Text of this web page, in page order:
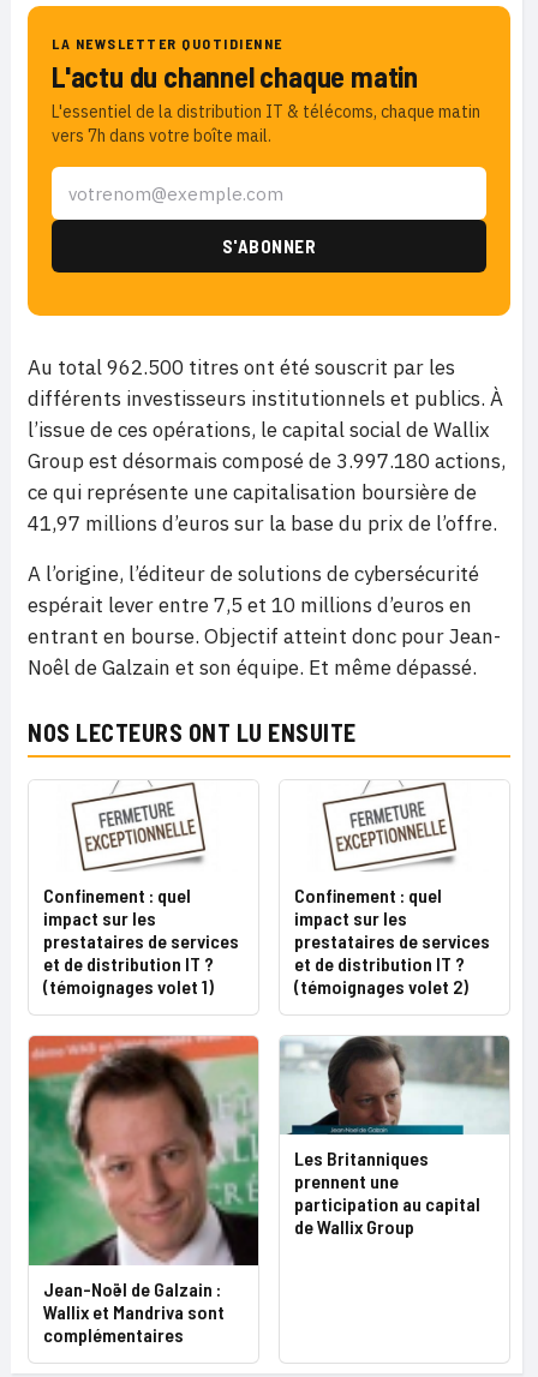
LA NEWSLETTER QUOTIDIENNE
L'actu du channel chaque matin
L'essentiel de la distribution IT & télécoms, chaque matin
vers 7h dans votre boîte mail.
Au total 962.500 titres ont été souscrit par les
différents investisseurs institutionnels et publics. À
l’issue de ces opérations, le capital social de Wallix
Group est désormais composé de 3.997.180 actions,
ce qui représente une capitalisation boursière de
41,97 millions d’euros sur la base du prix de l’offre.
A l’origine, l’éditeur de solutions de cybersécurité
espérait lever entre 7,5 et 10 millions d’euros en
entrant en bourse. Objectif atteint donc pour Jean-
Noêl de Galzain et son équipe. Et même dépassé.
NOS LECTEURS ONT LU ENSUITE
Confinement : quel
impact sur les
prestataires de services
et de distribution IT ?
(témoignages volet 1)
Confinement : quel
impact sur les
prestataires de services
et de distribution IT ?
(témoignages volet 2)
Jean-Noël de Galzain :
Wallix et Mandriva sont
complémentaires
Les Britanniques
prennent une
participation au capital
de Wallix Group